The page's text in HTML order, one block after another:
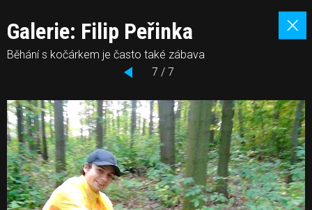
Galerie: Filip Peřinka
Běhání s kočárkem je často také zábava
7 / 7